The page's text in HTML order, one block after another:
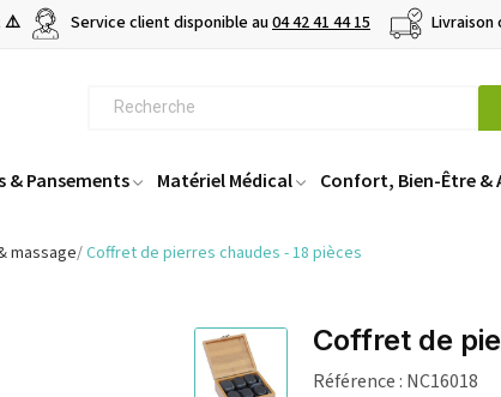
⚠️ Service client disponible au04 42 41 44 15
& Pansements Matériel Médical Confort, Bien-Être &
massage Coffret de pierres chaudes - 18 pièces
Coffret de
Référence : NC16018